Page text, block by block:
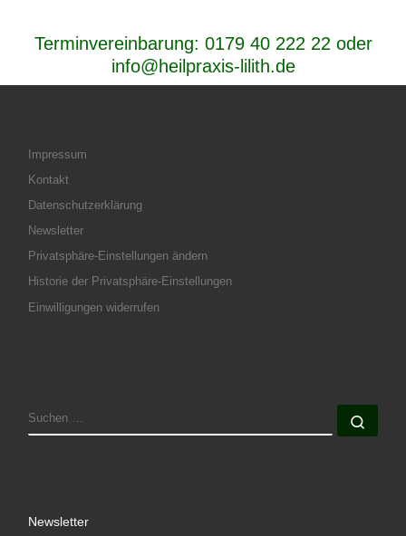
Terminvereinbarung: 0179 40 222 22 oder
info@heilpraxis-lilith.de
Impressum
Kontakt
Datenschutzerklärung
Newsletter
Privatsphäre-Einstellungen ändern
Historie der Privatsphäre-Einstellungen
Einwilligungen widerrufen
SUCHE
Newsletter